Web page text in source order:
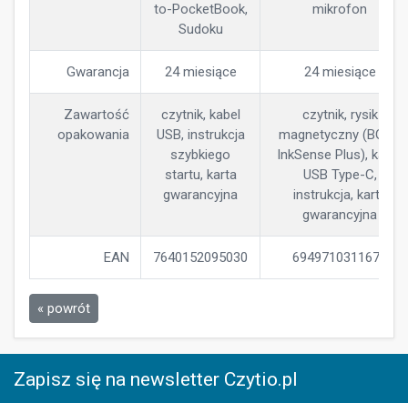
to-PocketBook,
Sudoku
mikrofon
Gwarancja 24 miesiące 24 miesiące
Zawartość
opakowania
czytnik, kabel
USB, instrukcja
szybkiego
startu, karta
gwarancyjna
czytnik, rysik
magnetyczny (BOOX
InkSense Plus), kabel
USB Type-C,
instrukcja, karta
gwarancyjna
EAN 7640152095030 6949710311676
« powrót
Zapisz się na newsletter Czytio.pl